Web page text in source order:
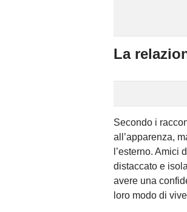
La
Secondo i
all’apparenza,
l’esterno.
distaccato e
avere una
loro modo di